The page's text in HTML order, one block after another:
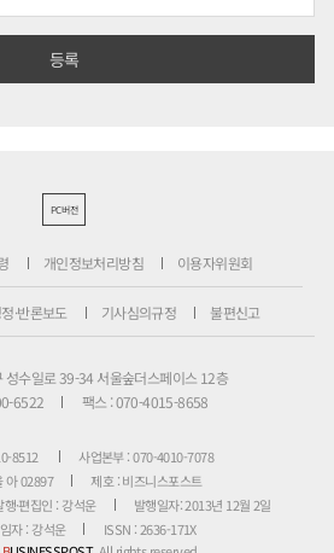
PC버전
개인정보처리방침 이용자위원회
·반론보도 기사심의규정 불편신고
성수일로 39-34 서울숲더스페이스 12층
6522
팩스 : 070-4015-8658
8512
사업본부 : 070-4010-7078
아 02897
제호 : 비즈니스포스트
행·편집인 : 강석운
발행일자: 2013년 12월 2일
자 : 강석운
ISSN : 2636-171X